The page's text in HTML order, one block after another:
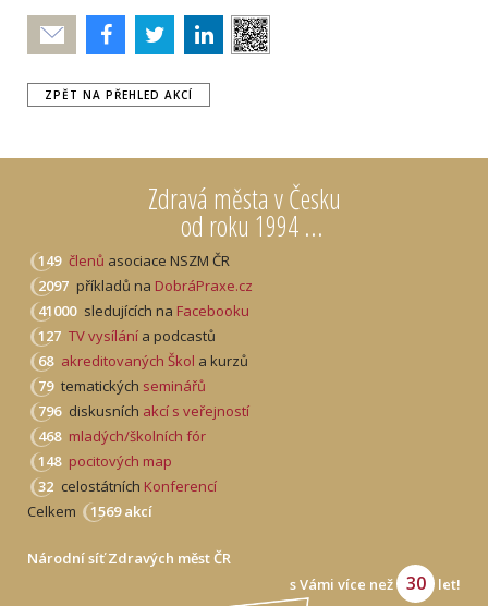
Zdravá města v Česku
od roku 1994 ...
149 členů asociace NSZM ČR
2097 příkladů na DobráPraxe.cz
41000 sledujících na Facebooku
127 TV vysílání a podcastů
68 akreditovaných Škol a kurzů
79 tematických seminářů
796 diskusních akcí s veřejností
468 mladých/školních fór
148 pocitových map
32 celostátních Konferencí
Celkem
1569 akcí
Národní síť Zdravých měst ČR
s Vámi více než
30 let!
Poslat
ZPĚT NA PŘEHLED AKCÍ